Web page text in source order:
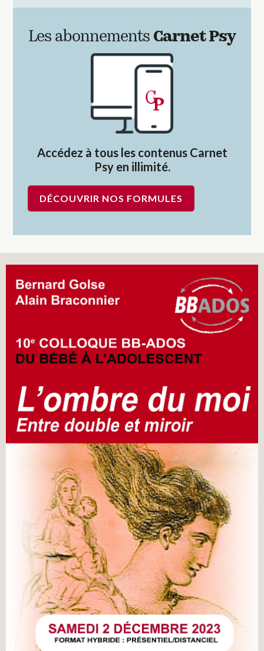
Les abonnements Carnet Psy
Accédez à tous les contenus Carnet
Psy en illimité.
DÉCOUVRIR NOS FORMULES